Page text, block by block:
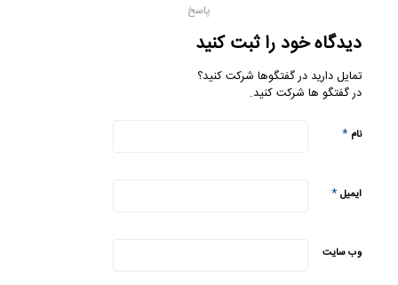
پاسخ
دیدگاه خود را ثبت کنید
تمایل دارید در گفتگوها شرکت کنید؟
در گفتگو ها شرکت کنید.
نام*
ایمیل*
وب‌ سایت